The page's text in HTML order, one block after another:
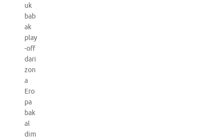
uk
bab
ak
play
-off
dari
zon
a
Ero
pa
bak
al
dim